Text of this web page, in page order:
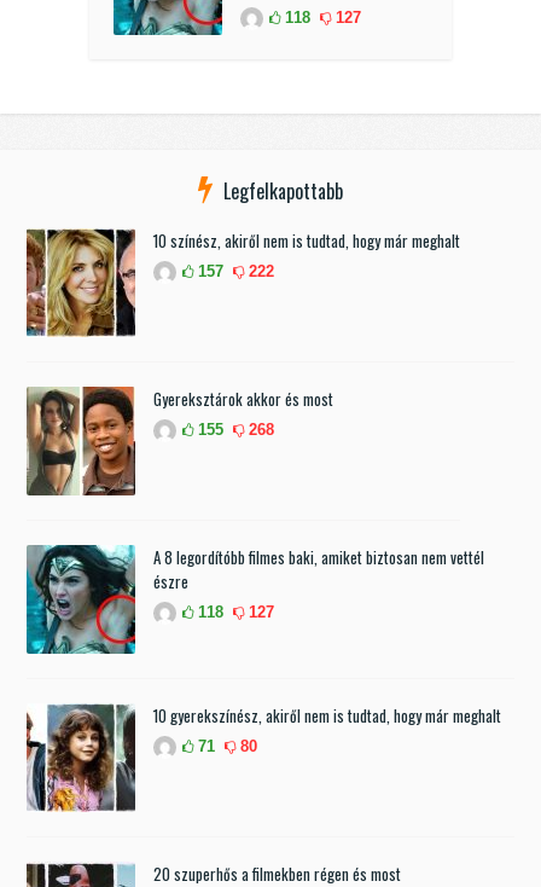
118 127
Legfelkapottabb
10 színész, akiről nem is tudtad, hogy már meghalt
157 222
Gyereksztárok akkor és most
155 268
A 8 legordítóbb filmes baki, amiket biztosan nem vettél
észre
118 127
10 gyerekszínész, akiről nem is tudtad, hogy már meghalt
71 80
20 szuperhős a filmekben régen és most